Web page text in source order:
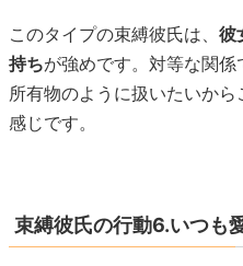
このタイプの束縛彼氏は、 彼
持ちが強めです。対等な関
所有物のように扱いたいか
感じです。
束縛彼氏の行動6.いつも